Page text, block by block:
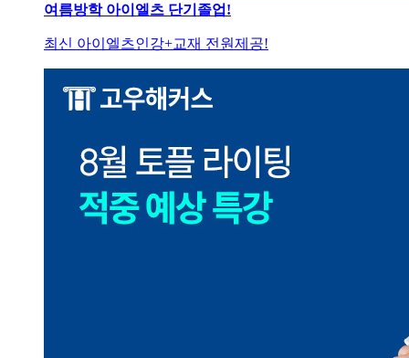
여름방학 아이엘츠 단기졸업!
최신 아이엘츠인강+교재 전원제공!